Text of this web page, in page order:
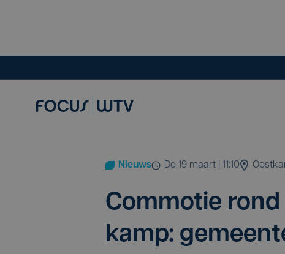
Nieuws do 19 maart | 11:10
Com­mo­tie
kamp: